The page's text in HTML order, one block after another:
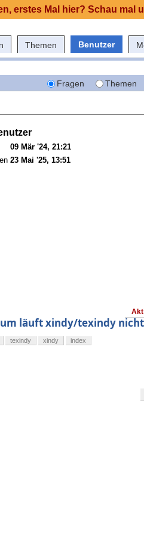
Themen Benutzer
Fragen Themen
09 Mär '24, 21:21
23 Mai '25, 13:51
läuft xindy/texindy
texindy xindy index
erstes Mal hier? Schau mal